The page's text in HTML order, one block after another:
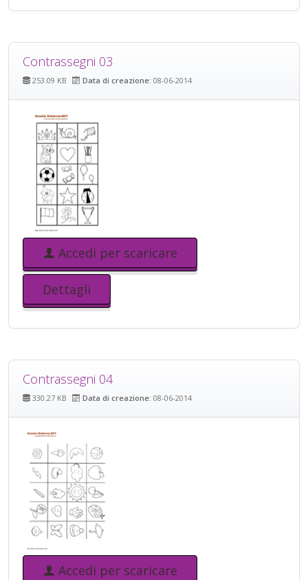
Contrassegni 03
253.09 KB Data di creazione: 08-06-2014
Accedi per scaricare
Dettagli
Contrassegni 04
330.27 KB Data di creazione: 08-06-2014
Accedi per scaricare